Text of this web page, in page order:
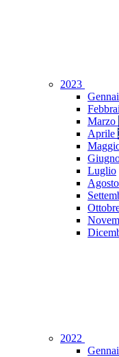
2023
Marzo
Aprile
Luglio
Agosto
2022